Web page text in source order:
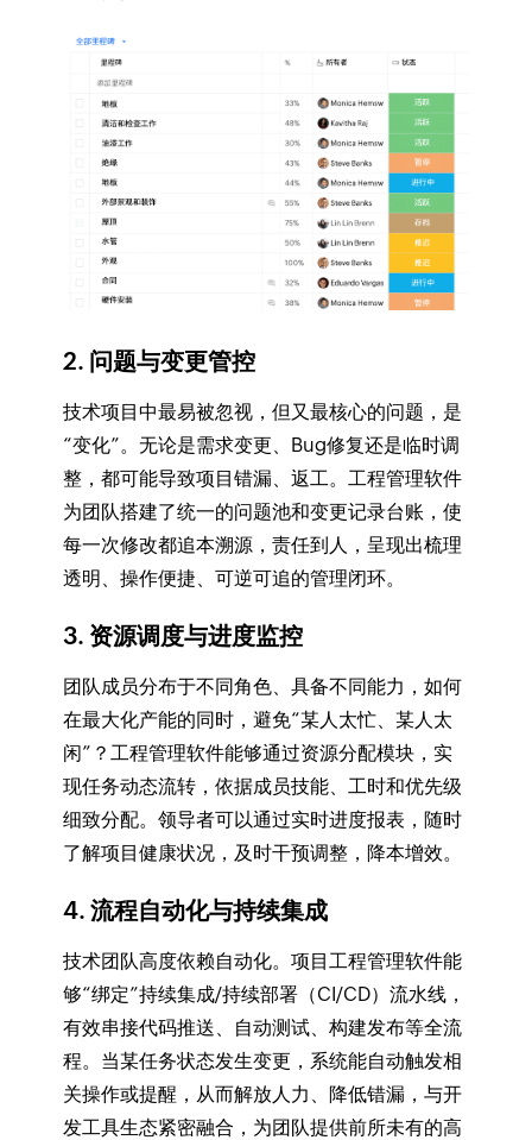
2. 问题与变更管控
技术项目中最易被忽视，但又最核心的问题，是
“变化”。无论是需求变更、Bug修复还是临时调
整，都可能导致项目错漏、返工。工程管理软件
为团队搭建了统一的问题池和变更记录台账，使
每一次修改都追本溯源，责任到人，呈现出梳理
透明、操作便捷、可逆可追的管理闭环。
3. 资源调度与进度监控
团队成员分布于不同角色、具备不同能力，如何
在最大化产能的同时，避免“某人太忙、某人太
闲”？工程管理软件能够通过资源分配模块，实
现任务动态流转，依据成员技能、工时和优先级
细致分配。领导者可以通过实时进度报表，随时
了解项目健康状况，及时干预调整，降本增效。
4. 流程自动化与持续集成
技术团队高度依赖自动化。项目工程管理软件能
够“绑定”持续集成/持续部署（CI/CD）流水线，
有效串接代码推送、自动测试、构建发布等全流
程。当某任务状态发生变更，系统能自动触发相
关操作或提醒，从而解放人力、降低错漏，与开
发工具生态紧密融合，为团队提供前所未有的高